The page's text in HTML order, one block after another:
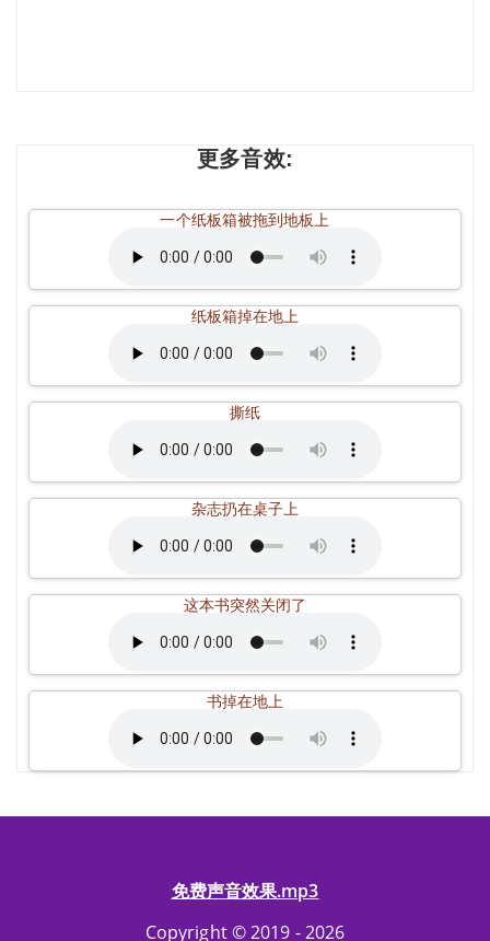
更多音效:
一个纸板箱被拖到地板上
纸板箱掉在地上
撕纸
杂志扔在桌子上
这本书突然关闭了
书掉在地上
免费声音效果.mp3
Copyright © 2019 - 2026